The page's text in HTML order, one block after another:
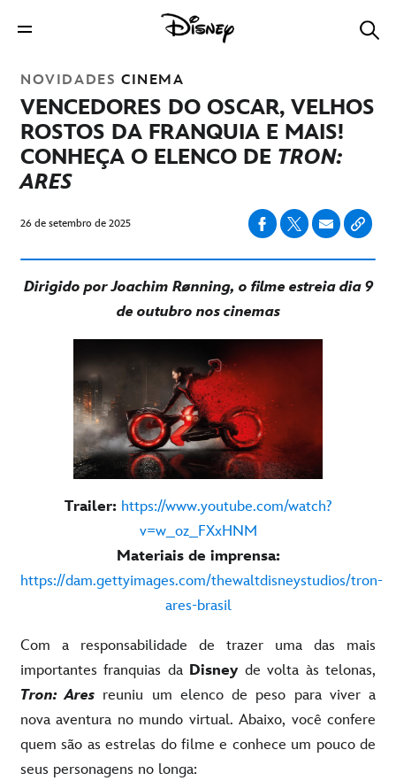
NOVIDADES CINEMA
VENCEDORES DO OSCAR, VELHOS
ROSTOS DA FRANQUIA E MAIS!
CONHEÇA O ELENCO DE TRON:
ARES
26 de setembro de 2025
Dirigido por Joachim Rønning, o filme estreia dia 9
de outubro nos cinemas
Trailer: https://www.youtube.com/watch?
v=w_oz_FXxHNM
Materiais de imprensa:
https://dam.gettyimages.com/thewaltdisneystudios/tron-
ares-brasil
Com a responsabilidade de trazer uma das mais
importantes franquias da Disney de volta às telonas,
Tron: Ares reuniu um elenco de peso para viver a
nova aventura no mundo virtual. Abaixo, você confere
quem são as estrelas do filme e conhece um pouco de
seus personagens no longa: